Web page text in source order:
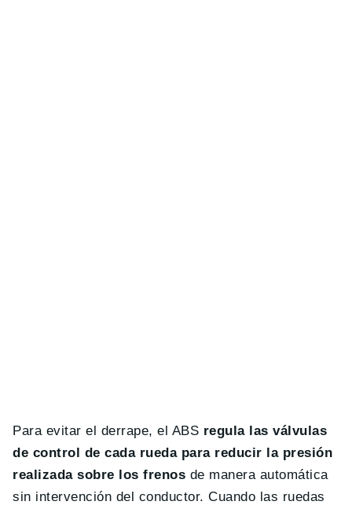
Para evitar el derrape, el ABS regula las válvulas
de control de cada rueda para reducir la presión
realizada sobre los frenos de manera automática
sin intervención del conductor. Cuando las ruedas